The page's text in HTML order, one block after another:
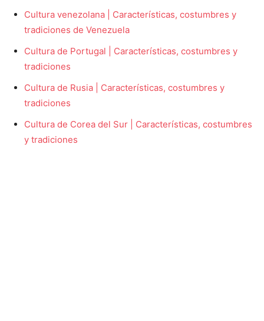
Cultura venezolana | Características, costumbres y
tradiciones de Venezuela
Cultura de Portugal | Características, costumbres y
tradiciones
Cultura de Rusia | Características, costumbres y
tradiciones
Cultura de Corea del Sur | Características, costumbres
y tradiciones